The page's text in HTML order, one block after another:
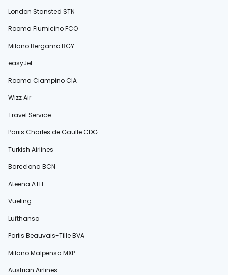
London Stansted STN
Rooma Fiumicino FCO
Milano Bergamo BGY
easyJet
Rooma Ciampino CIA
Wizz Air
Travel Service
Pariis Charles de Gaulle CDG
Turkish Airlines
Barcelona BCN
Ateena ATH
Vueling
Lufthansa
Pariis Beauvais-Tille BVA
Milano Malpensa MXP
Austrian Airlines